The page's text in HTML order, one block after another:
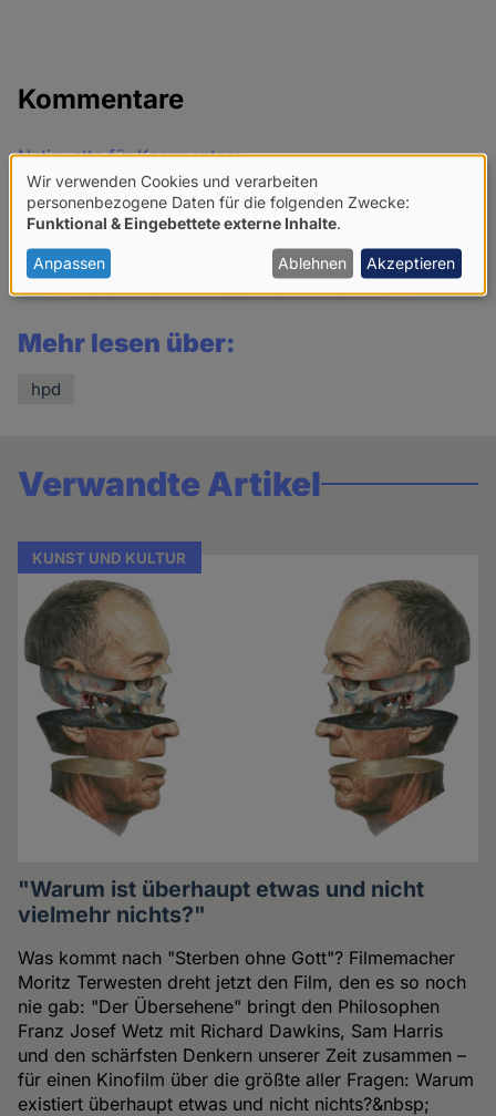
Kommentare
Netiquette für Kommentare
Share
news
Mehr lesen über:
hpd
Verwandte Artikel
KUNST UND KULTUR
"Warum ist überhaupt etwas und nicht
vielmehr nichts?"
Was kommt nach "Sterben ohne Gott"? Filmemacher
Moritz Terwesten dreht jetzt den Film, den es so noch
nie gab: "Der Übersehene" bringt den Philosophen
Franz Josef Wetz mit Richard Dawkins, Sam Harris
und den schärfsten Denkern unserer Zeit zusammen –
für einen Kinofilm über die größte aller Fragen: Warum
existiert überhaupt etwas und nicht nichts?&nbsp;
Verwendung
von
personenbezogenen
Daten
und
Wir verwenden Cookies und verarbeiten
personenbezogene Daten für die folgenden Zwecke:
Funktional & Eingebettete externe Inhalte
Anpassen Ablehnen Akzeptieren